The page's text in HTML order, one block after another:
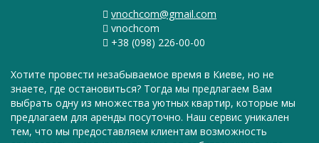
vnochcom@gmail.com
vnochcom
+38 (098) 226-00-00
Хотите провести незабываемое время в Киеве, но не
знаете, где остановиться? Тогда мы предлагаем Вам
выбрать одну из множества уютных квартир, которые мы
предлагаем для аренды посуточно. Наш сервис уникален
тем, что мы предоставляем клиентам возможность